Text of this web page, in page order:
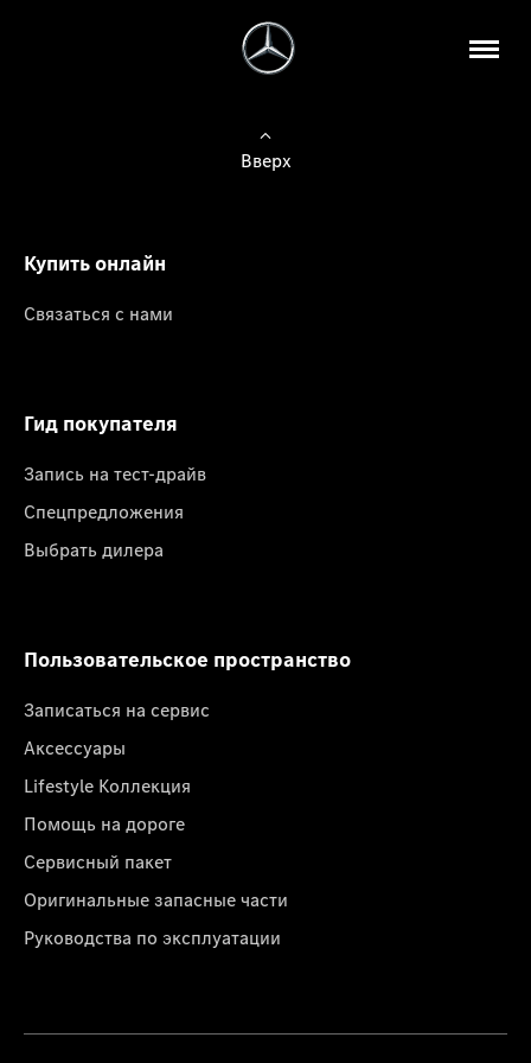
Вверх
Купить онлайн
Связаться с нами
Гид покупателя
Запись на тест-драйв
Спецпредложения
Выбрать дилера
Пользовательское пространство
Записаться на сервис
Аксессуары
Lifestyle Коллекция
Помощь на дороге
Сервисный пакет
Оригинальные запасные части
Руководства по эксплуатации